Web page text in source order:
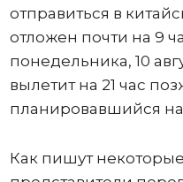
отправиться в
отложен почти на 9
понедельника, 10
вылетит на 21 час
планировавшийся на
Как пишут